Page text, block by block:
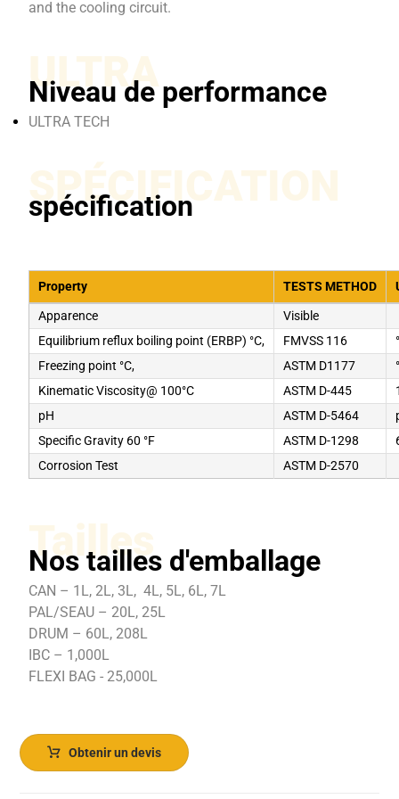
and the cooling circuit.
ULTRA
Niveau de performance
ULTRA TECH
SPÉCIFICATION
spécification
Property TESTS METHOD
Apparence
Visible
Equilibrium reflux boiling point (ERBP) °C,
FMVSS 116
Freezing point °C,
ASTM D1177
Kinematic Viscosity@ 100°C
ASTM D-445
pH
ASTM D-5464
Specific Gravity 60 °F
ASTM D-1298
Corrosion Test
ASTM D-2570
Tailles
Nos tailles d'emballage
CAN – 1L, 2L, 3L, 4L, 5L, 6L, 7L
PAL/SEAU – 20L, 25L
DRUM – 60L, 208L
IBC – 1,000L
FLEXI BAG - 25,000L
Obtenir un devis